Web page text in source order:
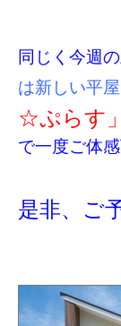
同じく今週の
は新しい平
☆ぷらす」
で一度ご体感
是非、ご